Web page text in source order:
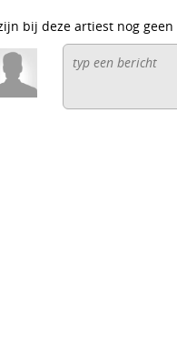
bij deze artiest nog